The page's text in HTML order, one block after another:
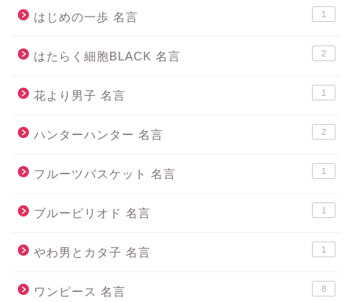
はじめの一歩 名言 1
はたらく細胞BLACK 名言 2
花より男子 名言 1
ハンターハンター 名言 2
フルーツバスケット 名言 1
ブルーピリオド 名言 1
やわ男とカタ子 名言 1
ワンピース 名言 8